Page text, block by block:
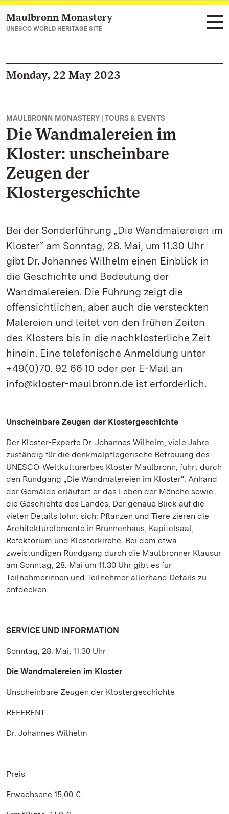
Navigate to main page
Maulbronn Monastery
UNESCO WORLD HERITAGE SITE
Monday, 22 May 2023
MAULBRONN MONASTERY | TOURS & EVENTS
Die Wandmalereien im
Kloster: unscheinbare
Zeugen der
Klostergeschichte
Bei der Sonderführung „Die Wandmalereien im
Kloster“ am Sonntag, 28. Mai, um 11.30 Uhr
gibt Dr. Johannes Wilhelm einen Einblick in
die Geschichte und Bedeutung der
Wandmalereien. Die Führung zeigt die
offensichtlichen, aber auch die versteckten
Malereien und leitet von den frühen Zeiten
des Klosters bis in die nachklösterliche Zeit
hinein. Eine telefonische Anmeldung unter
+49(0)70. 92 66 10 oder per E-Mail an
info@kloster-maulbronn.de ist erforderlich.
Unscheinbare Zeugen der Klostergeschichte
Der Kloster-Experte Dr. Johannes Wilhelm, viele Jahre
zuständig für die denkmalpflegerische Betreuung des
UNESCO-Weltkulturerbes Kloster Maulbronn, führt durch
den Rundgang „Die Wandmalereien im Kloster“. Anhand
der Gemälde erläutert er das Leben der Mönche sowie
die Geschichte des Landes. Der genaue Blick auf die
vielen Details lohnt sich: Pflanzen und Tiere zieren die
Architekturelemente in Brunnenhaus, Kapitelsaal,
Refektorium und Klosterkirche. Bei dem etwa
zweistündigen Rundgang durch die Maulbronner Klausur
am Sonntag, 28. Mai um 11.30 Uhr gibt es für
Teilnehmerinnen und Teilnehmer allerhand Details zu
entdecken.
SERVICE UND INFORMATION
Sonntag, 28. Mai, 11.30 Uhr
Die Wandmalereien im Kloster
Unscheinbare Zeugen der Klostergeschichte
REFERENT
Dr. Johannes Wilhelm
Preis
Erwachsene 15,00 €